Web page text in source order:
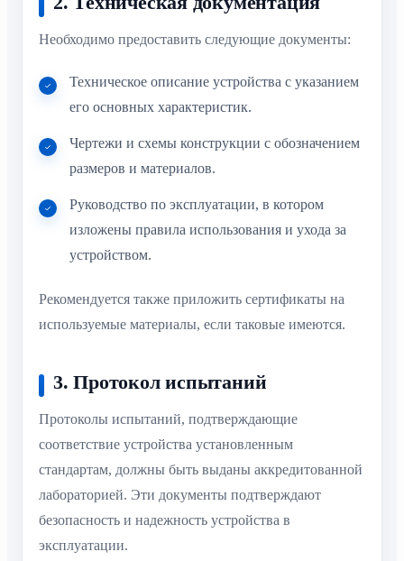
Необходимо предоставить следующие документы:
Техническое описание устройства с указанием
его основных характеристик.
Чертежи и схемы конструкции с обозначением
размеров и материалов.
Руководство по эксплуатации, в котором
изложены правила использования и ухода за
устройством.
Рекомендуется также приложить сертификаты на
используемые материалы, если таковые имеются.
3. Протокол испытаний
Протоколы испытаний, подтверждающие
соответствие устройства установленным
стандартам, должны быть выданы аккредитованной
лабораторией. Эти документы подтверждают
безопасность и надежность устройства в
эксплуатации.